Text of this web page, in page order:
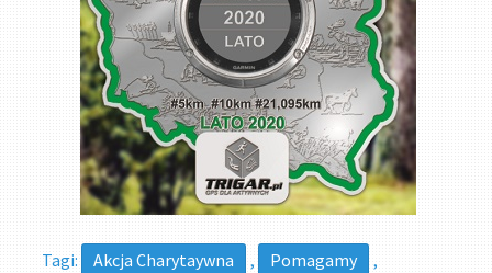
Tagi: Akcja Charytaywna , Pomagamy
,